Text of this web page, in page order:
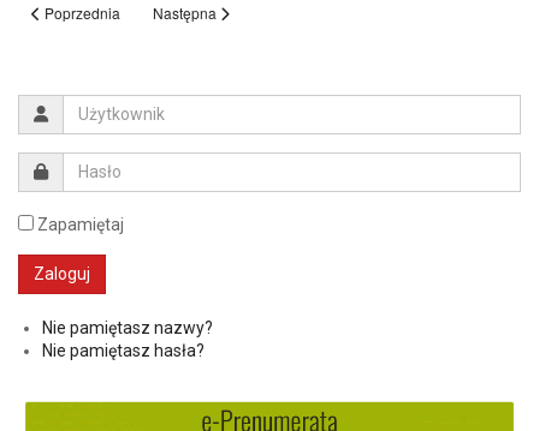
Poprzednia Następna
Zapamiętaj
Nie pamiętasz nazwy?
Nie pamiętasz hasła?